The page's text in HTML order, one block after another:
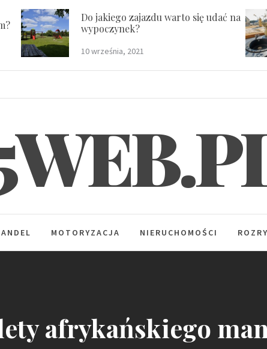
Do jakiego zajazdu warto się udać na
wypoczynek?
10 września, 2021
MOTORYZACJA NIERUCHOMOŚCI
afrykańskiego